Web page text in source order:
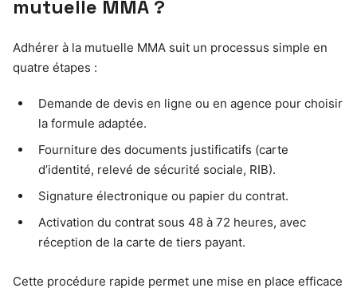
mutuelle MMA ?
Adhérer à la mutuelle MMA suit un processus simple en
quatre étapes :
Demande de devis en ligne ou en agence pour choisir
la formule adaptée.
Fourniture des documents justificatifs (carte
d’identité, relevé de sécurité sociale, RIB).
Signature électronique ou papier du contrat.
Activation du contrat sous 48 à 72 heures, avec
réception de la carte de tiers payant.
Cette procédure rapide permet une mise en place efficace